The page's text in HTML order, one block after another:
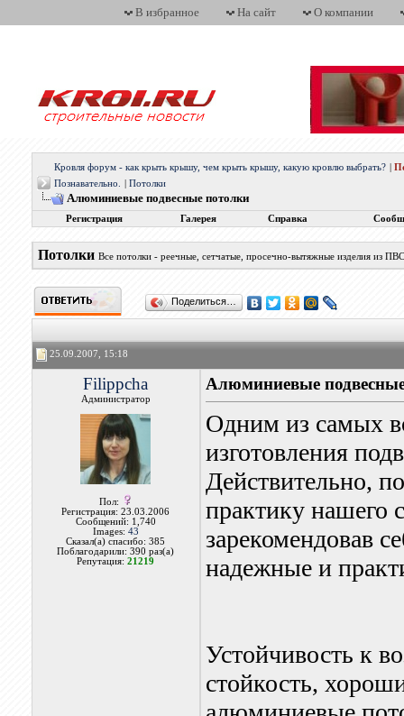
В избранное На сайт О компании
Кровля форум - как крыть крышу, чем крыть крышу, какую кровлю выбрать?
Познавательно.
Потолки
Алюминиевые подвесные потолки
Регистрация Галерея Справка
Потолки Все потолки - реечные, сетчатые, просечно-вытяжные изделия из
Поделиться…
25.09.2007, 15:18
Filippcha
Администратор
Пол:
Регистрация: 23.03.2006
Сообщений: 1,740
Images: 43
Сказал(а) спасибо: 385
Поблагодарили: 390 раз(а)
Репутация:21219
Алюминиевые
Одним из самых
изготовления
Действительно,
практику нашего
зарекомендовав
надежные и
Устойчивость к
стойкость,